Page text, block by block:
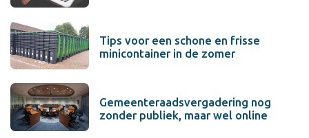
Tips voor een schone en frisse
minicontainer in de zomer
Gemeenteraadsvergadering nog
zonder publiek, maar wel online